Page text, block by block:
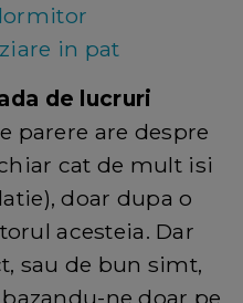
in pat
de lucruri
parere are despre
cat de mult isi
doar dupa o
acesteia. Dar
sau de bun simt,
ne doar pe